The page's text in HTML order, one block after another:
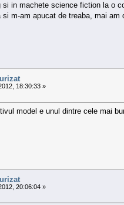
in machete science fiction la o
m-am apucat de treaba, mai am
18:30:33 »
model e unul dintre cele mai
20:06:04 »